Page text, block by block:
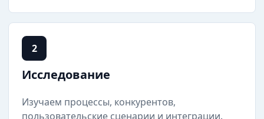
2
Исследование
Изучаем процессы, конкурентов,
пользовательские сценарии и интеграции.